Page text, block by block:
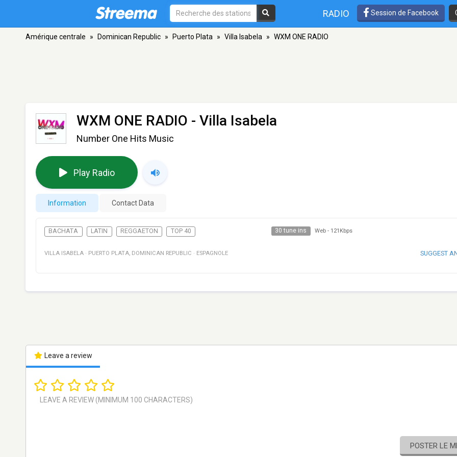
RADIO Session de Facebook
Amérique centrale » Dominican Republic » Puerto Plata » Villa Isabela » WXM ONE RADIO
WXM ONE RADIO - Villa Isabela
Number One Hits Music
Play Radio
Information Contact Data
BACHATA LATIN REGGAETON TOP 40 30 tune ins Web - 121Kbps
VILLA ISABELA · PUERTO PLATA, DOMINICAN REPUBLIC · ESPAGNOLE SUGGEST
Leave a review
POSTER LE